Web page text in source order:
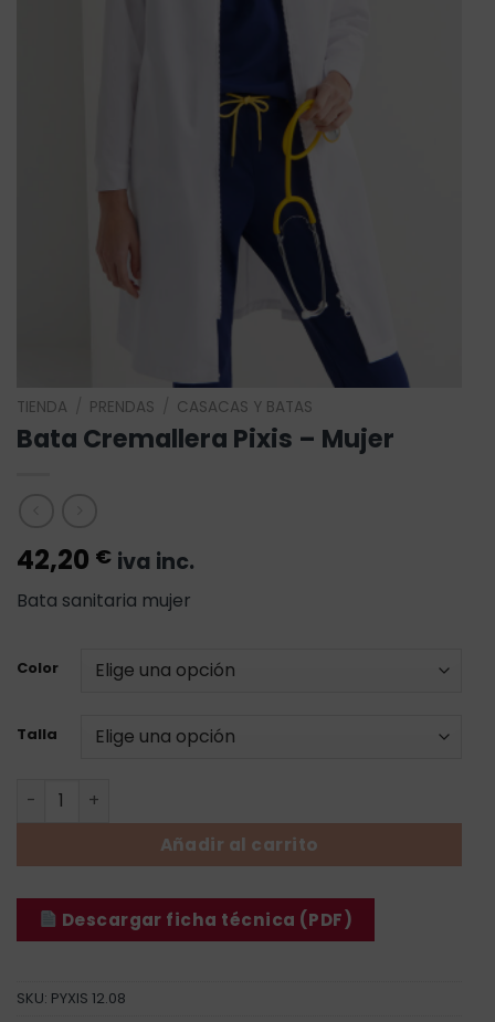
TIENDA PRENDAS CASACAS Y BATAS
Bata Cremallera Pixis – Mujer
42,20 € iva inc.
Bata sanitaria mujer
Color
Talla
Bata Cremallera Pixis - Mujer cantidad
Añadir al carrito
Descargar ficha técnica (PDF)
SKU: PYXIS 12.08